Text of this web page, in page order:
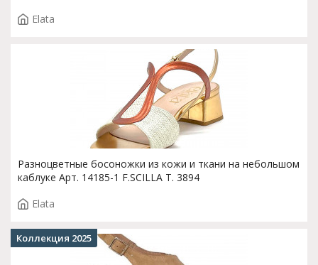
Elata
Разноцветные босоножки из кожи и ткани на небольшом
каблуке Арт. 14185-1 F.SCILLA T. 3894
Elata
Коллекция 2025